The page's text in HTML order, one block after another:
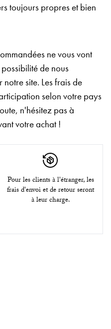
toujours propres et bien
ne vous vont
de nous
site. Les frais de
selon votre pays
n'hésitez pas à
votre achat !
Pour les clients à l'étranger, les
frais d'envoi et de retour seront
à leur charge.